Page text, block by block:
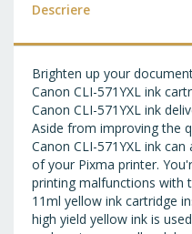
Descriere
Brighten up your
Canon CLI-571YXL ink
Canon CLI-571YXL ink
Aside from improving the
Canon CLI-571YXL ink
of your Pixma printer.
printing malfunctions with
11ml yellow ink cartridge
high yield yellow ink is